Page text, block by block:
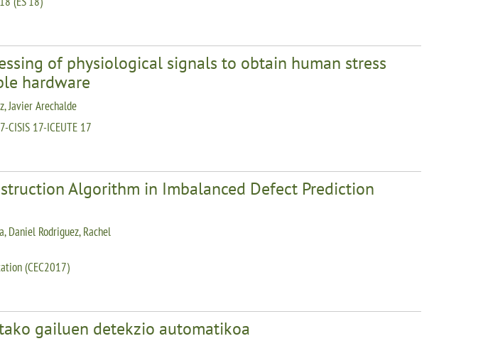
of physiological signals to obtain human stress
hardware
Javier Arechalde
CISIS 17-ICEUTE 17
Algorithm in Imbalanced Defect Prediction
Daniel Rodriguez, Rachel
(CEC2017)
gailuen detekzio automatikoa